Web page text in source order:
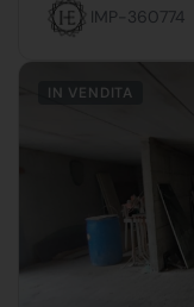
IMP-360774
IN VENDITA